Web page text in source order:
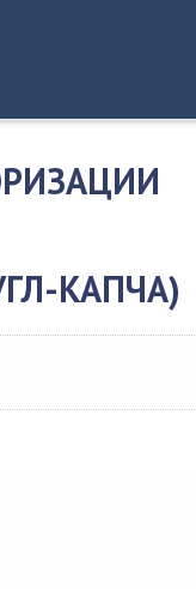
КАПЧА)